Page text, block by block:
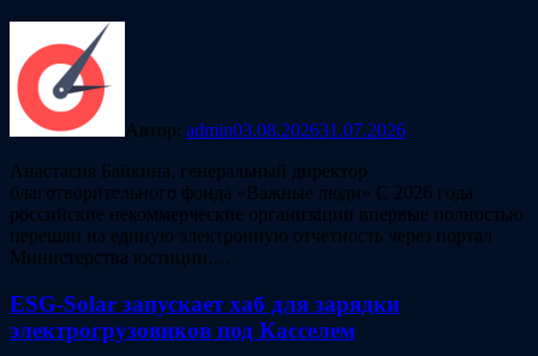
Автор: admin03.08.202631.07.2026
Анастасия Байкина, генеральный директор
благотворительного фонда «Важные люди» С 2026 года
российские некоммерческие организации впервые полностью
перешли на единую электронную отчетность через портал
Министерства юстиции.…
ESG‑Solar запускает хаб для зарядки
электрогрузовиков под Касселем